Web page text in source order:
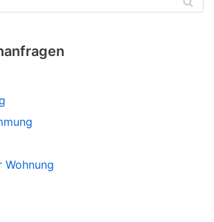
Wohnung